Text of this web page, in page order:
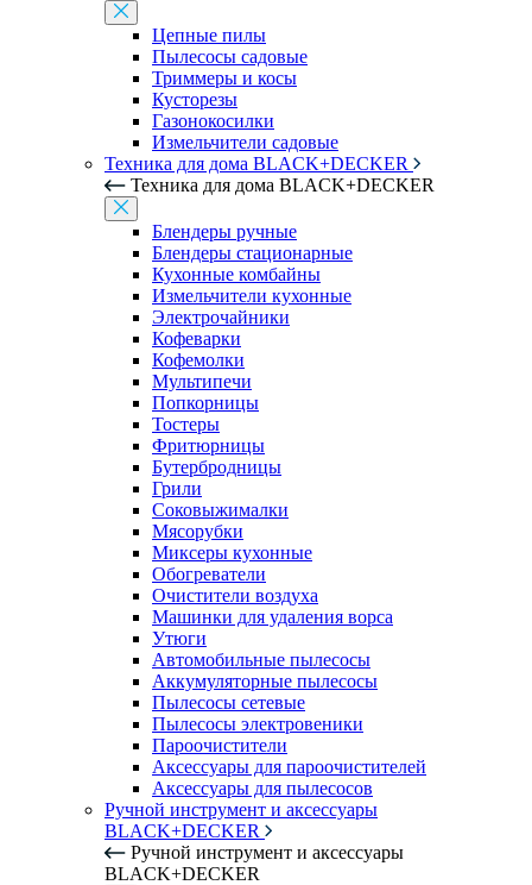
Цепные пилы
Пылесосы садовые
Триммеры и косы
Кусторезы
Газонокосилки
Измельчители садовые
Техника для дома BLACK+DECKER
Техника для дома BLACK+DECKER
Блендеры ручные
Блендеры стационарные
Кухонные комбайны
Измельчители кухонные
Электрочайники
Кофеварки
Кофемолки
Мультипечи
Попкорницы
Тостеры
Фритюрницы
Бутербродницы
Грили
Соковыжималки
Мясорубки
Миксеры кухонные
Обогреватели
Очистители воздуха
Машинки для удаления ворса
Утюги
Автомобильные пылесосы
Аккумуляторные пылесосы
Пылесосы сетевые
Пылесосы электровеники
Пароочистители
Аксессуары для пароочистителей
Аксессуары для пылесосов
Ручной инструмент и аксессуары
BLACK+DECKER
Ручной инструмент и аксессуары
BLACK+DECKER